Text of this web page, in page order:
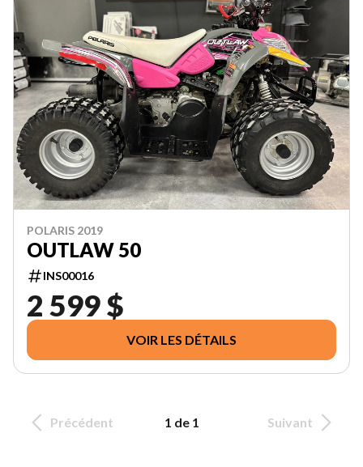
POLARIS 2019
OUTLAW 50
INS00016
2 599 $
VOIR LES DÉTAILS
Précédent 1 de 1 Suivant